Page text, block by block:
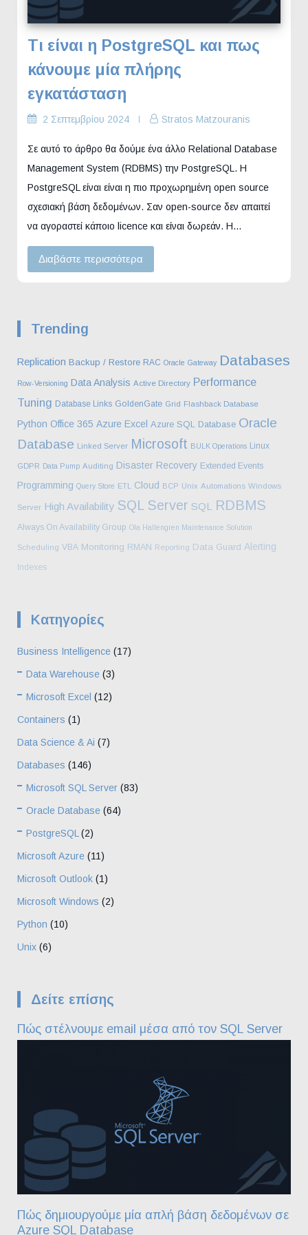
Τι είναι η PostgreSQL και πως
κάνουμε μία πλήρης
εγκατάσταση
2 Σεπτεμβρίου 2024 Stratos Matzouranis
Σε αυτό το άρθρο θα δούμε ένα άλλο Relational Database
Management System (RDBMS) την PostgreSQL. Η
PostgreSQL είναι είναι η πιο προχωρημένη open source
σχεσιακή βάση δεδομένων. Σαν open-source δεν απαιτεί
να αγοραστεί κάποιο licence και είναι δωρεάν. Η…
Διαβάστε περισσότερα
Trending
Replication Backup / Restore RAC Oracle Gateway Databases
Row-Versioning Data Analysis Active Directory Performance
Tuning Database Links GoldenGate Grid Flashback Database
Python Office 365 Azure Excel Azure SQL Database Oracle
Database Linked Server Microsoft BULK Operations Linux
GDPR Data Pump Auditing Disaster Recovery Extended Events
Programming Query Store ETL Cloud BCP Unix Automations Windows
Server High Availability SQL Server SQL RDBMS
Always On Availability Group Ola Hallengren Maintenance Solution
Scheduling VBA Monitoring RMAN Reporting Data Guard Alerting
Indexes
Kατηγορίες
Business Intelligence (17)
Data Warehouse (3)
Microsoft Excel (12)
Containers (1)
Data Science & Ai (7)
Databases (146)
Microsoft SQL Server (83)
Oracle Database (64)
PostgreSQL (2)
Microsoft Azure (11)
Microsoft Outlook (1)
Microsoft Windows (2)
Python (10)
Unix (6)
Δείτε επίσης
Πώς στέλνουμε email μέσα από τον SQL Server
Πώς δημιουργούμε μία απλή βάση δεδομένων σε
Azure SQL Database